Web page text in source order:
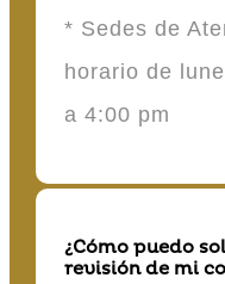
* Sedes de
horario de
a 4:00 pm
¿Cómo puedo
revisión de mi